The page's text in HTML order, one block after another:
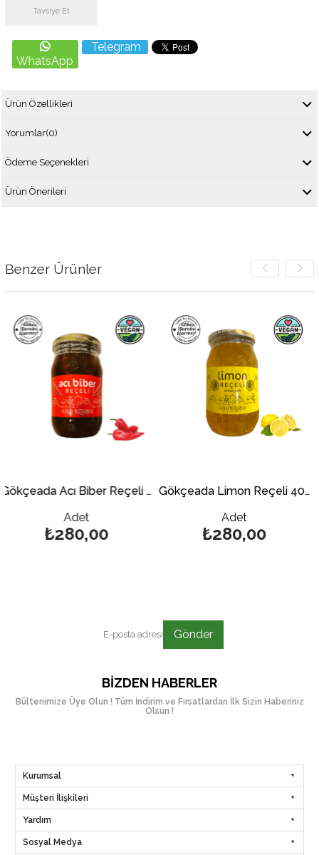
Tavsiye Et
WhatsApp
Telegram
Ürün Özellikleri
Yorumlar(0)
Ödeme Seçenekleri
Ürün Önerileri
Benzer Ürünler
Gökçeada Acı Biber Reçeli 400 gr.
₺280,00
Gökçeada Limon Reçeli 400 gr.
₺280,00
Gönder
BIZDEN HABERLER
Bültenimize Üye Olun ! Tüm İndirim ve Fırsatlardan İlk Sizin Haberiniz
Olsun !
Kurumsal
Müşteri İlişkileri
Yardım
Sosyal Medya